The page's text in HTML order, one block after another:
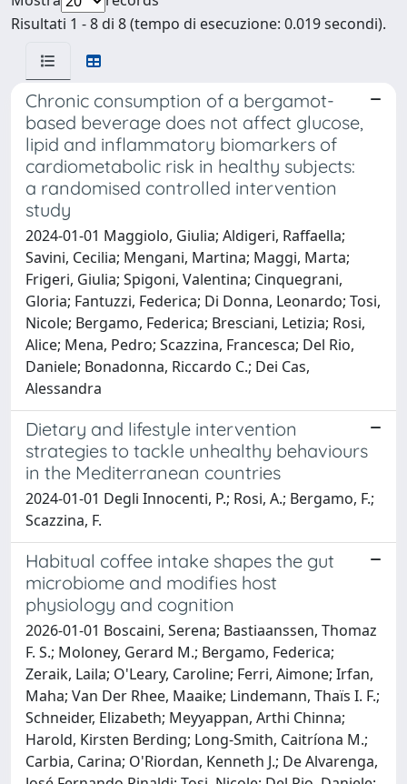
Risultati 1 - 8 di 8 (tempo di esecuzione: 0.019 secondi).
Chronic consumption of a bergamot-
based beverage does not affect glucose,
lipid and inflammatory biomarkers of
cardiometabolic risk in healthy subjects:
a randomised controlled intervention
study
2024-01-01 Maggiolo, Giulia; Aldigeri, Raffaella;
Savini, Cecilia; Mengani, Martina; Maggi, Marta;
Frigeri, Giulia; Spigoni, Valentina; Cinquegrani,
Gloria; Fantuzzi, Federica; Di Donna, Leonardo; Tosi,
Nicole; Bergamo, Federica; Bresciani, Letizia; Rosi,
Alice; Mena, Pedro; Scazzina, Francesca; Del Rio,
Daniele; Bonadonna, Riccardo C.; Dei Cas,
Alessandra
Dietary and lifestyle intervention
strategies to tackle unhealthy behaviours
in the Mediterranean countries
2024-01-01 Degli Innocenti, P.; Rosi, A.; Bergamo, F.;
Scazzina, F.
Habitual coffee intake shapes the gut
microbiome and modifies host
physiology and cognition
2026-01-01 Boscaini, Serena; Bastiaanssen, Thomaz
F. S.; Moloney, Gerard M.; Bergamo, Federica;
Zeraik, Laila; O'Leary, Caroline; Ferri, Aimone; Irfan,
Maha; Van Der Rhee, Maaike; Lindemann, Thaïs I. F.;
Schneider, Elizabeth; Meyyappan, Arthi Chinna;
Harold, Kirsten Berding; Long-Smith, Caitríona M.;
Carbia, Carina; O'Riordan, Kenneth J.; De Alvarenga,